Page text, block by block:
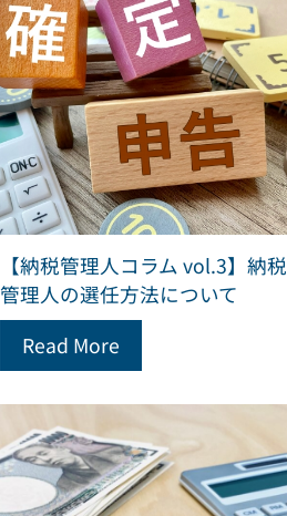
【納税管理人コラム vol.3】納税
管理人の選任方法について
Read More